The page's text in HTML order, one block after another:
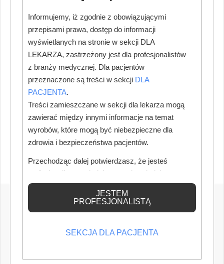
Informujemy, iż zgodnie z obowiązującymi
przepisami prawa, dostęp do informacji
wyświetlanych na stronie w sekcji DLA
LEKARZA, zastrzeżony jest dla profesjonalistów
z branży medycznej. Dla pacjentów
przeznaczone są treści w sekcji DLA
PACJENTA.
Treści zamieszczane w sekcji dla lekarza mogą
zawierać między innymi informacje na temat
wyrobów, które mogą być niebezpieczne dla
zdrowia i bezpieczeństwa pacjentów.
Przechodząc dalej potwierdzasz, że jesteś
profesjonalistą posiadającym odpowiednią
wiedzę medyczną.
JESTEM
PROFESJONALISTĄ
SEKCJA DLA PACJENTA